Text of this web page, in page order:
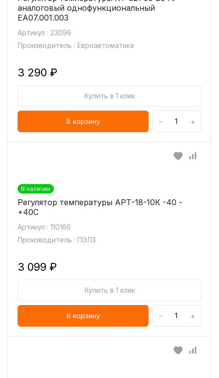
аналоговый однофункциональный
ЕА07.001.003
Артикул : 23096
Производитель : Евроавтоматика
3 290 ₽
Купить в 1 клик
В корзину - +
В наличии
Регулятор температуры АРТ-18-10К -40 -
+40С
Артикул : 110166
Производитель : ПЭЛЗ
3 099 ₽
Купить в 1 клик
В корзину - +